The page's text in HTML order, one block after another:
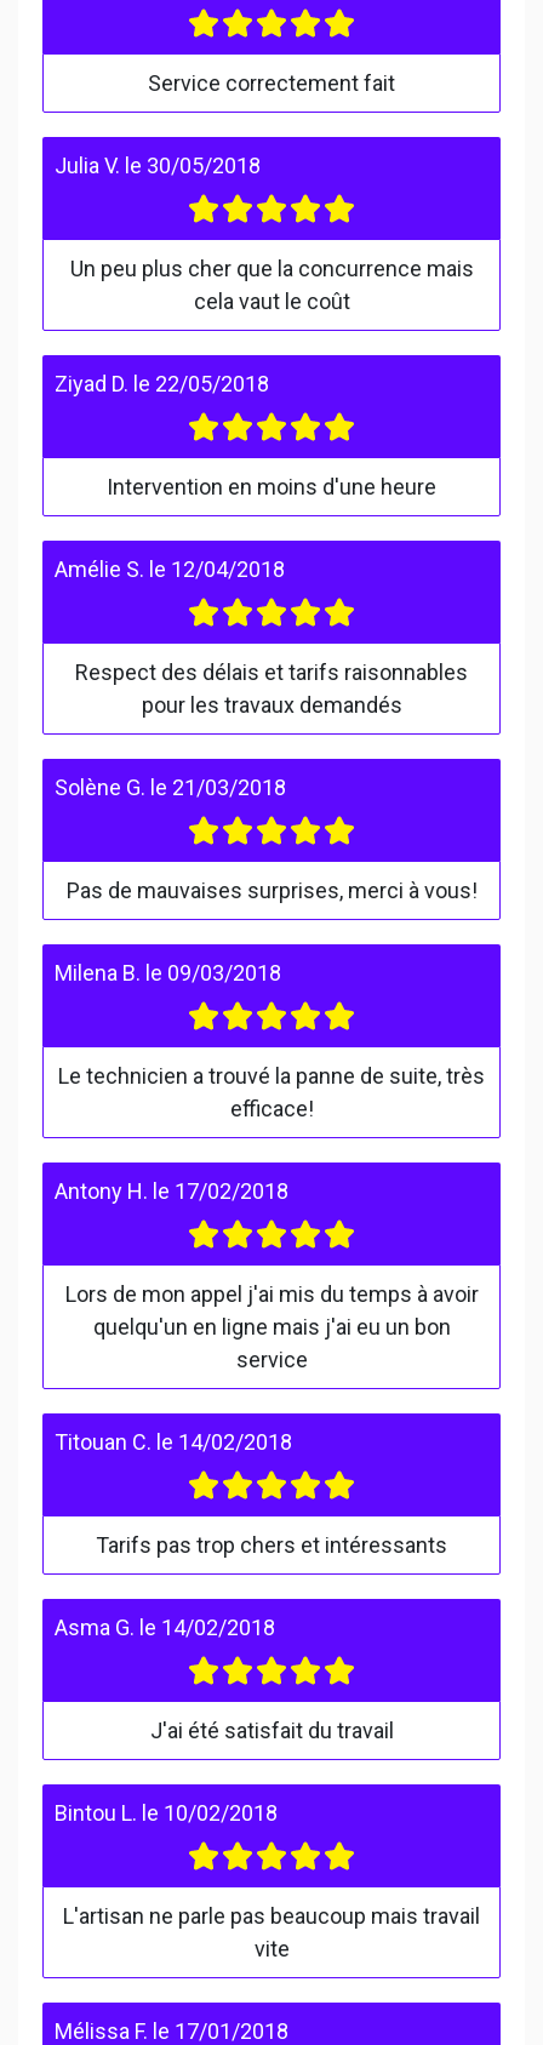
Service correctement fait
Julia V. le 30/05/2018
Un peu plus cher que la concurrence mais
cela vaut le coût
Ziyad D. le 22/05/2018
Intervention en moins d'une heure
Amélie S. le 12/04/2018
Respect des délais et tarifs raisonnables
pour les travaux demandés
Solène G. le 21/03/2018
Pas de mauvaises surprises, merci à vous!
Milena B. le 09/03/2018
Le technicien a trouvé la panne de suite, très
efficace!
Antony H. le 17/02/2018
Lors de mon appel j'ai mis du temps à avoir
quelqu'un en ligne mais j'ai eu un bon
service
Titouan C. le 14/02/2018
Tarifs pas trop chers et intéressants
Asma G. le 14/02/2018
J'ai été satisfait du travail
Bintou L. le 10/02/2018
L'artisan ne parle pas beaucoup mais travail
vite
Mélissa F. le 17/01/2018